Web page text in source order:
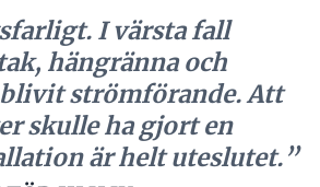
I värsta fall
hängränna och
strömförande. Att
skulle ha gjort en
är helt uteslutet.”